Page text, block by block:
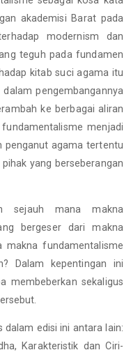
akademisi Barat pada
modernism dan
teguh pada fundamen
kitab suci agama itu
pengembangannya
ke berbagai aliran
menjadi
penganut agama tertentu
yang berseberangan
sejauh mana makna
bergeser dari makna
makna fundamentalisme
Dalam kepentingan ini
membeberkan sekaligus
edisi ini antara lain:
Karakteristik dan Ciri-